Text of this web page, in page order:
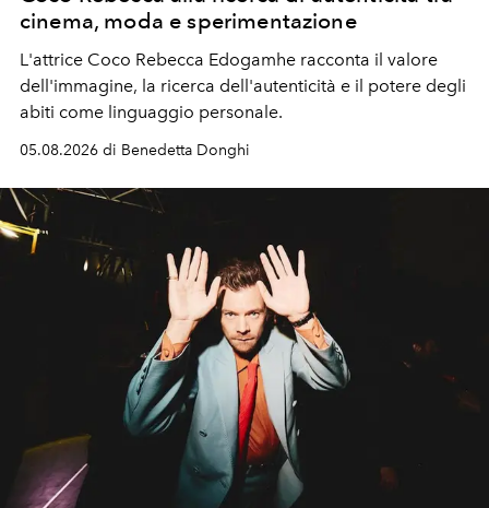
cinema, moda e sperimentazione
L'attrice Coco Rebecca Edogamhe racconta il valore
dell'immagine, la ricerca dell'autenticità e il potere degli
abiti come linguaggio personale.
05.08.2026 di Benedetta Donghi